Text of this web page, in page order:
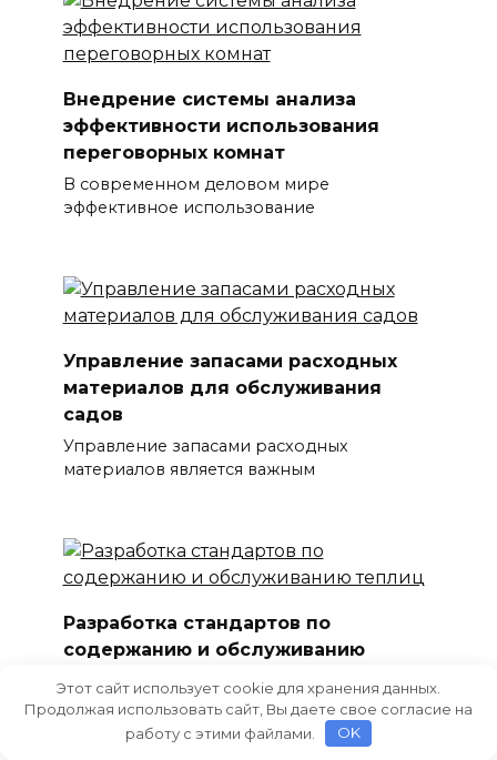
Внедрение системы анализа
эффективности использования
переговорных комнат
В современном деловом мире
эффективное использование
Управление запасами расходных
материалов для обслуживания
садов
Управление запасами расходных
материалов является важным
Разработка стандартов по
содержанию и обслуживанию
Теплицы являются неотъемлемой частью
современного сельского
Этот сайт использует cookie для хранения данных.
Продолжая использовать сайт, Вы даете свое согласие на
работу с этими файлами.
OK